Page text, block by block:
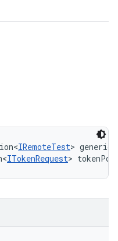
IRemoteTest>
ITokenRequest>